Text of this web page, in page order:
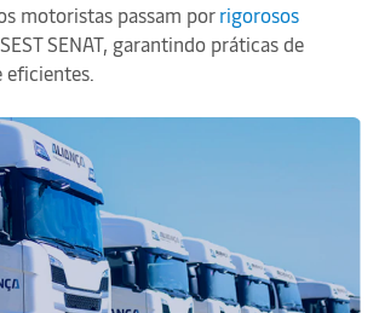
motoristas passam porrigorosos
SENAT, garantindo práticas de
eficientes.